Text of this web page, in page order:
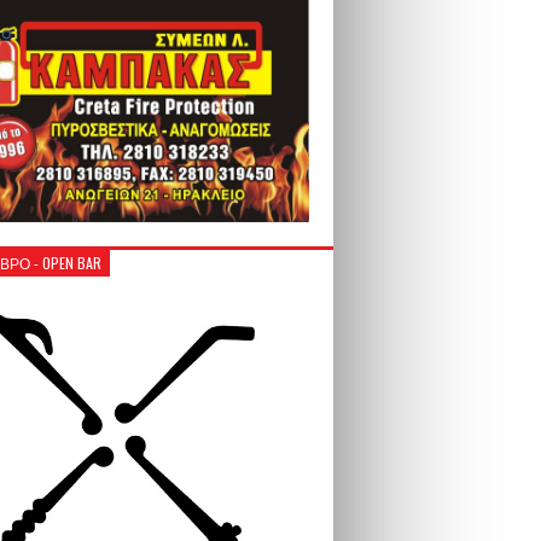
- OPEN BAR